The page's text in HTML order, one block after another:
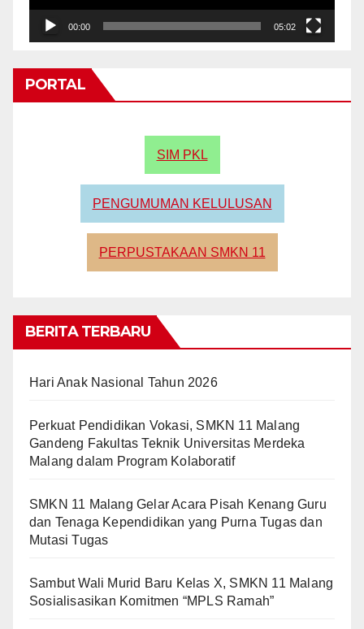
00:00 05:02
PORTAL
SIM PKL
PENGUMUMAN KELULUSAN
PERPUSTAKAAN SMKN 11
BERITA TERBARU
Hari Anak Nasional Tahun 2026
Perkuat Pendidikan Vokasi, SMKN 11 Malang
Gandeng Fakultas Teknik Universitas Merdeka
Malang dalam Program Kolaboratif
SMKN 11 Malang Gelar Acara Pisah Kenang Guru
dan Tenaga Kependidikan yang Purna Tugas dan
Mutasi Tugas
Sambut Wali Murid Baru Kelas X, SMKN 11 Malang
Sosialisasikan Komitmen “MPLS Ramah”